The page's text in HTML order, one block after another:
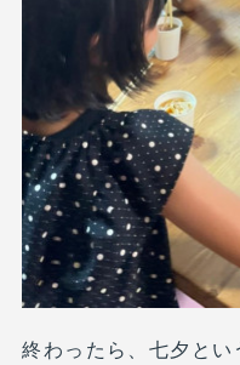
終わったら、七夕と